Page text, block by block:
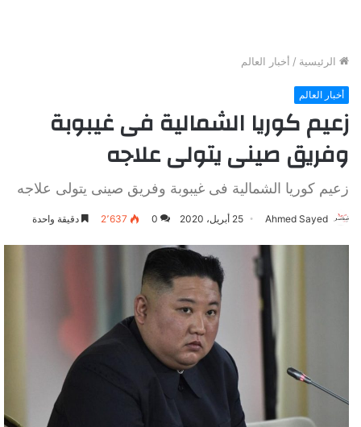
الرئيسية / أخبار العالم
أخبار العالم
زعيم كوريا الشمالية فى غيبوبة
وفريق صينى يتولى علاجه
زعيم كوريا الشمالية فى غيبوبة وفريق صينى يتولى علاجه
Ahmed Sayed 25 أبريل، 2020 0 2٬637 دقيقة واحدة